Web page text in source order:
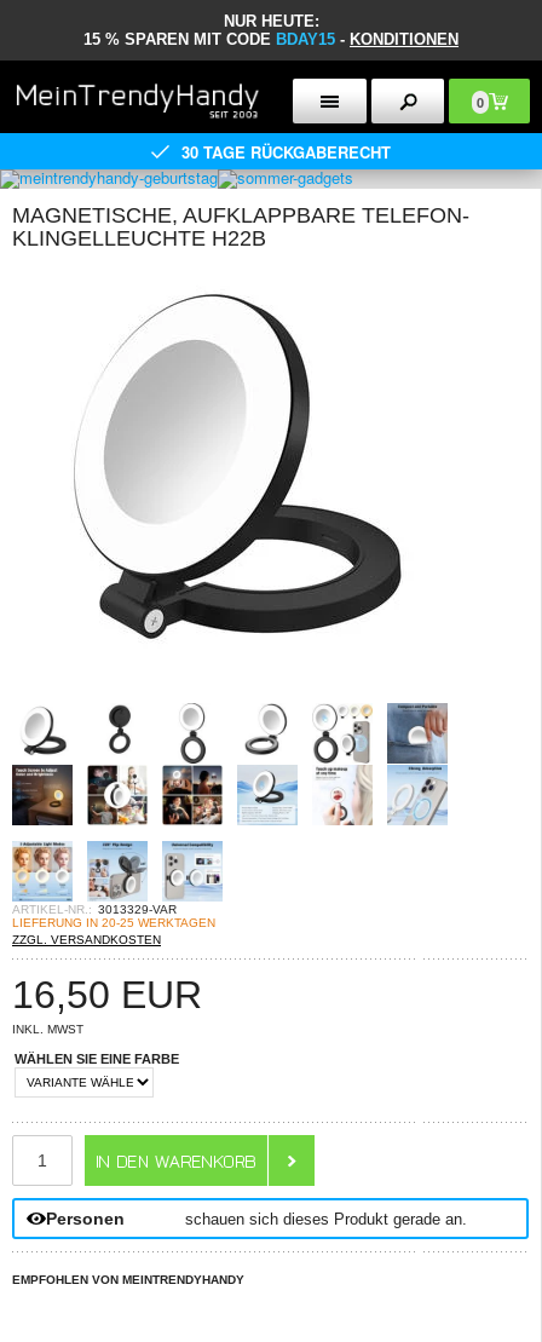
NUR HEUTE:
15 % SPAREN MIT CODE BDAY15 - KONDITIONEN
0
30 TAGE RÜCKGABERECHT
MAGNETISCHE, AUFKLAPPBARE TELEFON-
KLINGELLEUCHTE H22B
ARTIKEL-NR.: 3013329-VAR
LIEFERUNG IN 20-25 WERKTAGEN
ZZGL. VERSANDKOSTEN
16,50 EUR
INKL. MWST
WÄHLEN SIE EINE FARBE
Personen schauen sich dieses Produkt gerade an.
EMPFOHLEN VON MEINTRENDYHANDY